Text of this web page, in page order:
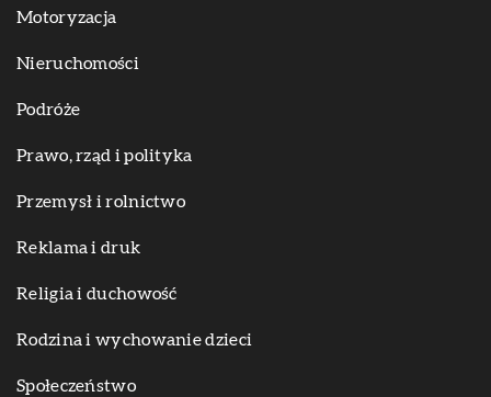
Motoryzacja
Nieruchomości
Podróże
Prawo, rząd i polityka
Przemysł i rolnictwo
Reklama i druk
Religia i duchowość
Rodzina i wychowanie dzieci
Społeczeństwo